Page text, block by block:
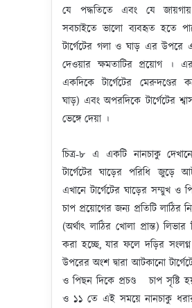
যে পদ্ধতিতে এবং যে
সবচাইতে ভালো ব্যবহৃত হতে
টার্গেটের গলা ও ঘাড় এর উপরে
দেওয়ার ক্ষমতাটির প্রয়োগ ।
একদিকে টার্গেটের মেরুদণ্ডের
ঘাড়) এবং অপরদিকে টার্গেটের
ভেঙ্গে দেয়া ।
চিত্র-৮ এ একটি নানচাকু
টার্গেটের ঘাড়ের পরিধি জুড়ে
এখানে টার্গেটের ঘাড়ের সম্মুখ ও
চাপ প্রয়োগের জন্য প্রতিটি লাঠির
(অর্থাৎ লাঠির খোলা প্রান্ত)
করা হচ্ছে, যার ফলে দড়ির সংলগ্ন
উপরের অংশ দ্বারা আটকানো
ও পিছন দিকে প্রচণ্ড চাপ সৃষ্টি
ও ১১ তে এই সময়ে নানচাকু ধরার